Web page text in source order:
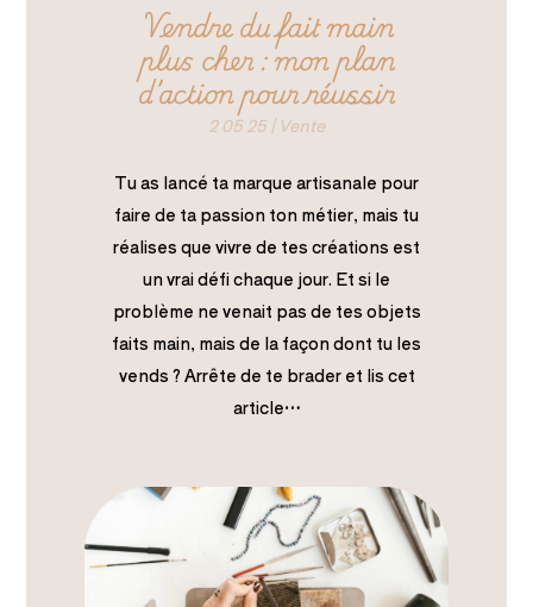
Vendre du fait main
plus cher : mon plan
d’action pour réussir
2 05 25| Vente
Tu as lancé ta marque artisanale pour
faire de ta passion ton métier, mais tu
réalises que vivre de tes créations est
un vrai défi chaque jour. Et si le
problème ne venait pas de tes objets
faits main, mais de la façon dont tu les
vends ? Arrête de te brader et lis cet
article…